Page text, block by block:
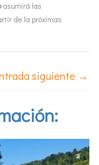
asumirá las
de la próximas
siguiente →